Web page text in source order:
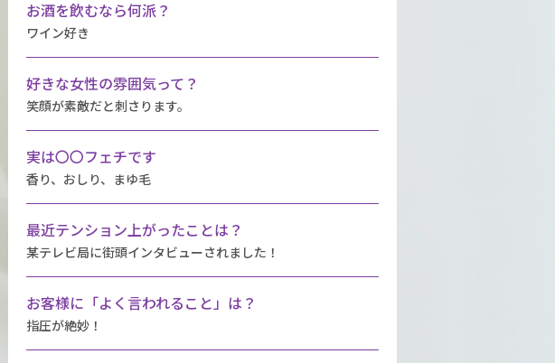
お酒を飲むなら何派？
ワイン好き
好きな女性の雰囲気って？
笑顔が素敵だと刺さります。
実は〇〇フェチです
香り、おしり、まゆ毛
最近テンション上がったことは？
某テレビ局に街頭インタビューされました！
お客様に「よく言われること」は？
指圧が絶妙！